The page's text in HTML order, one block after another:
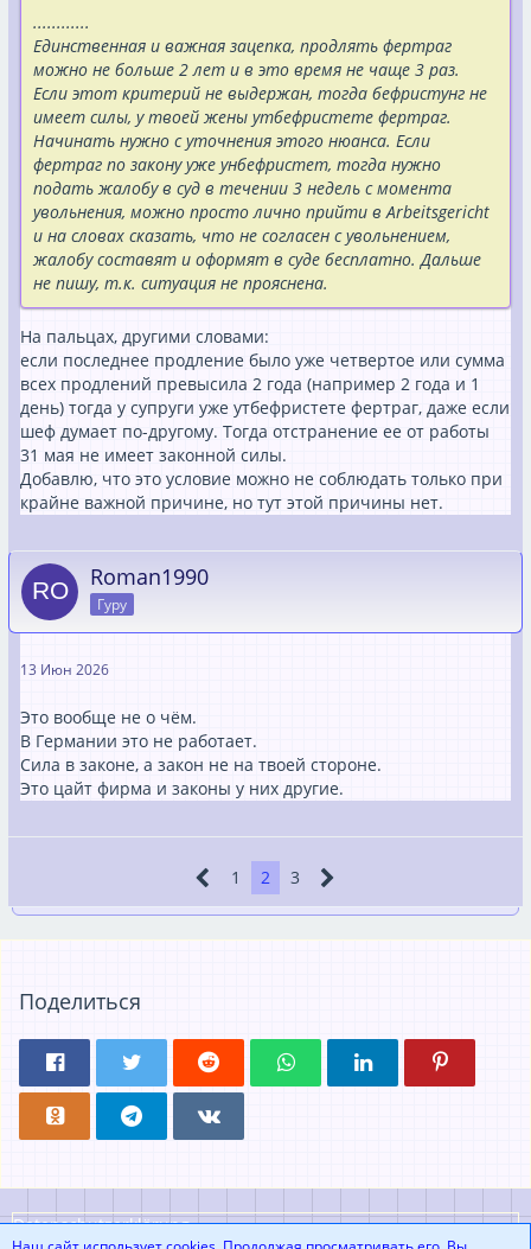
............
Единственная и важная зацепка, продлять фертраг
можно не больше 2 лет и в это время не чаще 3 раз.
Если этот критерий не выдержан, тогда бефристунг не
имеет силы, у твоей жены утбефристете фертраг.
Начинать нужно с уточнения этого нюанса. Если
фертраг по закону уже унбефристет, тогда нужно
подать жалобу в суд в течении 3 недель с момента
увольнения, можно просто лично прийти в Arbeitsgericht
и на словах сказать, что не согласен с увольнением,
жалобу составят и оформят в суде бесплатно. Дальше
не пишу, т.к. ситуация не прояснена.
На пальцах, другими словами:
если последнее продление было уже четвертое или сумма
всех продлений превысила 2 года (например 2 года и 1
день) тогда у супруги уже утбефристете фертраг, даже если
шеф думает по-другому. Тогда отстранение ее от работы
31 мая не имеет законной силы.
Добавлю, что это условие можно не соблюдать только при
крайне важной причине, но тут этой причины нет.
Roman1990
Гуру
13 Июн 2026
Это вообще не о чём.
В Германии это не работает.
Сила в законе, а закон не на твоей стороне.
Это цайт фирма и законы у них другие.
1 2 3
Поделиться
Datenschutzerklärung